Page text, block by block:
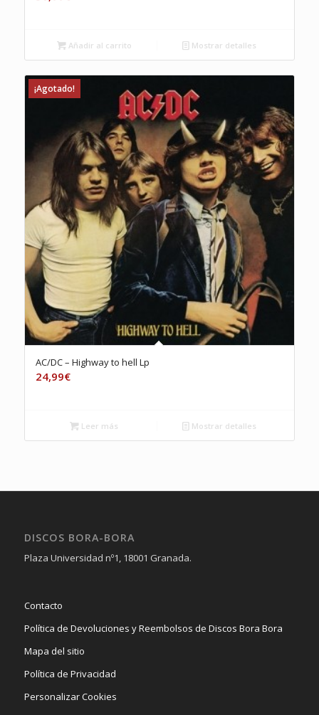
Añadir al carrito Mostrar detalles
¡Agotado!
AC/DC – Highway to hell Lp
24,99€
Leer más Mostrar detalles
DISCOS BORA-BORA
Plaza Universidad nº1, 18001 Granada.
Contacto
Política de Devoluciones y Reembolsos de Discos Bora Bora
Mapa del sitio
Política de Privacidad
Personalizar Cookies